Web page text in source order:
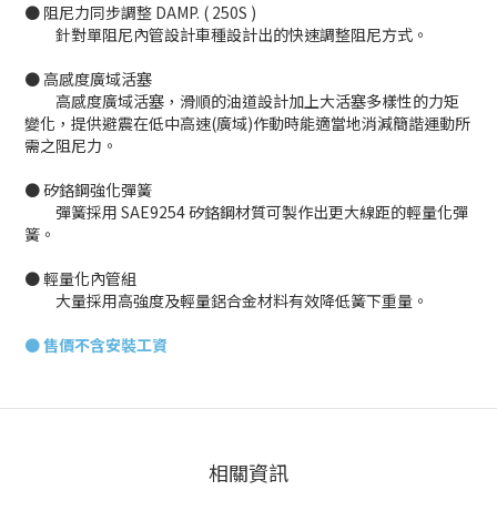
● 阻尼力同步調整 DAMP. ( 250S )
針對單阻尼內管設計車種設計出的快速調整阻尼方式。
● 高感度廣域活塞
高感度廣域活塞，滑順的油道設計加上大活塞多樣性的力矩
變化，提供避震在低中高速(廣域)作動時能適當地消減簡諧運動所
需之阻尼力。
● 矽鉻鋼強化彈簧
彈簧採用 SAE9254 矽鉻鋼材質可製作出更大線距的輕量化彈
簧。
● 輕量化內管組
大量採用高強度及輕量鋁合金材料有效降低簧下重量。
●售價不含安裝工資
相關資訊